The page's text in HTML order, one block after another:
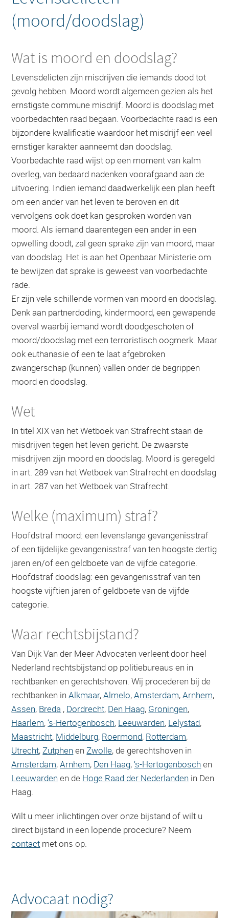
(moord/doodslag)
Wat is moord en doodslag?
Levensdelicten zijn misdrijven die iemands dood tot
gevolg hebben. Moord wordt algemeen gezien als het
ernstigste commune misdrijf. Moord is doodslag met
voorbedachten raad begaan. Voorbedachte raad is een
bijzondere kwalificatie waardoor het misdrijf een veel
ernstiger karakter aanneemt dan doodslag.
Voorbedachte raad wijst op een moment van kalm
overleg, van bedaard nadenken voorafgaand aan de
uitvoering. Indien iemand daadwerkelijk een plan heeft
om een ander van het leven te beroven en dit
vervolgens ook doet kan gesproken worden van
moord. Als iemand daarentegen een ander in een
opwelling doodt, zal geen sprake zijn van moord, maar
van doodslag. Het is aan het Openbaar Ministerie om
te bewijzen dat sprake is geweest van voorbedachte
rade.
Er zijn vele schillende vormen van moord en doodslag.
Denk aan partnerdoding, kindermoord, een gewapende
overval waarbij iemand wordt doodgeschoten of
moord/doodslag met een terroristisch oogmerk. Maar
ook euthanasie of een te laat afgebroken
zwangerschap (kunnen) vallen onder de begrippen
moord en doodslag.
Wet
In titel XIX van het Wetboek van Strafrecht staan de
misdrijven tegen het leven gericht. De zwaarste
misdrijven zijn moord en doodslag. Moord is geregeld
in art. 289 van het Wetboek van Strafrecht en doodslag
in art. 287 van het Wetboek van Strafrecht.
Welke (maximum) straf?
Hoofdstraf moord: een levenslange gevangenisstraf
of een tijdelijke gevangenisstraf van ten hoogste dertig
jaren en/of een geldboete van de vijfde categorie.
Hoofdstraf doodslag: een gevangenisstraf van ten
hoogste vijftien jaren of geldboete van de vijfde
categorie.
Waar rechtsbijstand?
Van Dijk Van der Meer Advocaten verleent door heel
Nederland rechtsbijstand op politiebureaus en in
rechtbanken en gerechtshoven. Wij procederen bij de
rechtbanken inAlkmaar,Almelo,Amsterdam,Arnhem,
Assen, Breda , Dordrecht, Den Haag, Groningen,
Haarlem,‘s-Hertogenbosch, Leeuwarden, Lelystad,
Maastricht, Middelburg, Roermond, Rotterdam,
Utrecht, Zutphen en Zwolle, de gerechtshoven in
Amsterdam,Arnhem, Den Haag,‘s-Hertogenbosch en
Leeuwarden en de Hoge Raad der Nederlanden in Den
Haag.
Wilt u meer inlichtingen over onze bijstand of wilt u
direct bijstand in een lopende procedure? Neem
contact met ons op.
Advocaat nodig?